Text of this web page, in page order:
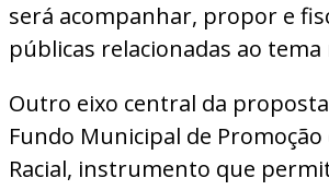
será acompanhar, propor e
públicas relacionadas ao
Outro eixo central da
Fundo Municipal de
Racial, instrumento que